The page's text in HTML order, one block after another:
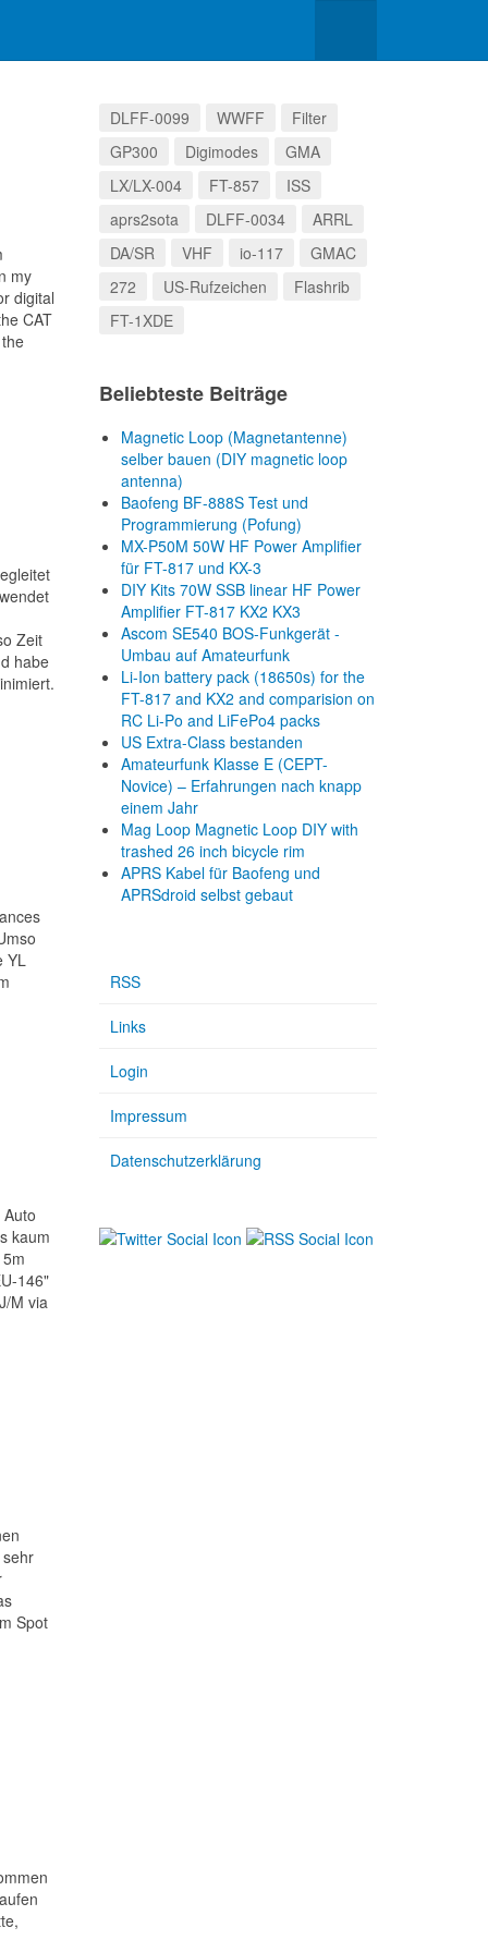
my
digital
CAT
Zeit
habe
YL
kaum
146"
M via
Spot
DLFF-0099 WWFF
Filter
GP300
Digimodes
GMA
LX/LX-004
FT-857
ISS
aprs2sota
DLFF-0034
ARRL
DA/SR
VHF io-117
GMAC
272
US-Rufzeichen
Flashrib
FT-1XDE
Beliebteste Beiträge
Magnetic Loop (Magnetantenne)
selber bauen (DIY magnetic loop
antenna)
Baofeng BF-888S Test und
Programmierung (Pofung)
MX-P50M 50W HF Power Amplifier
für FT-817 und KX-3
DIY Kits 70W SSB linear HF Power
Amplifier FT-817 KX2 KX3
Ascom SE540 BOS-Funkgerät -
Umbau auf Amateurfunk
Li-Ion battery pack (18650s) for the
FT-817 and KX2 and comparision on
RC Li-Po and LiFePo4 packs
US Extra-Class bestanden
Amateurfunk Klasse E (CEPT-
Novice) – Erfahrungen nach knapp
einem Jahr
Mag Loop Magnetic Loop DIY with
trashed 26 inch bicycle rim
APRS Kabel für Baofeng und
APRSdroid selbst gebaut
RSS
Links
Login
Impressum
Datenschutzerklärung